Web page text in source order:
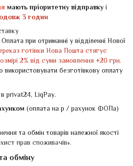
мають пріоритетну відправкуі
3 годин
Оплата при отриманні у відділенні Нової
готівки Нова Пошта стягує
2% від суми замовлення +20 грн.
безготівкову оплату
в privat24, LiqPay.
(оплата на р / рахунок ФОПа)
та обмін товарів належної якості
прав споживачів».
обміну